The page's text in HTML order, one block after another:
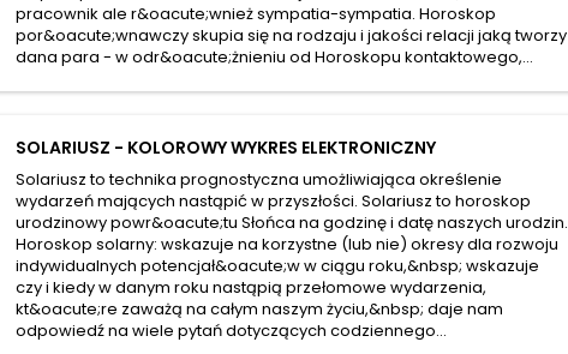
pracownik ale r&oacute;wnież sympatia-sympatia. Horoskop
por&oacute;wnawczy skupia się na rodzaju i jakości relacji jaką tworzy
dana para - w odr&oacute;żnieniu od Horoskopu kontaktowego,...
SOLARIUSZ - KOLOROWY WYKRES ELEKTRONICZNY
Solariusz to technika prognostyczna umożliwiająca określenie
wydarzeń mających nastąpić w przyszłości. Solariusz to horoskop
urodzinowy powr&oacute;tu Słońca na godzinę i datę naszych urodzin.
Horoskop solarny: wskazuje na korzystne (lub nie) okresy dla rozwoju
indywidualnych potencjał&oacute;w w ciągu roku,&nbsp; wskazuje
czy i kiedy w danym roku nastąpią przełomowe wydarzenia,
kt&oacute;re zaważą na całym naszym życiu,&nbsp; daje nam
odpowiedź na wiele pytań dotyczących codziennego...